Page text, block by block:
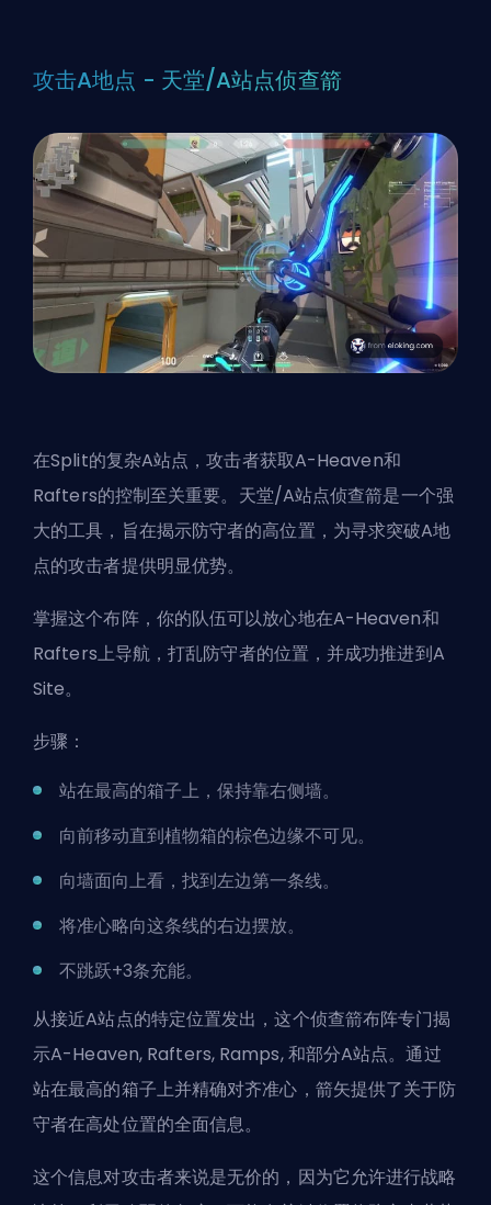
攻击A地点 - 天堂/A站点侦查箭
在Split的复杂A站点，攻击者获取A-Heaven和
Rafters的控制至关重要。天堂/A站点侦查箭是一个强
大的工具，旨在揭示防守者的高位置，为寻求突破A地
点的攻击者提供明显优势。
掌握这个布阵，你的队伍可以放心地在A-Heaven和
Rafters上导航，打乱防守者的位置，并成功推进到A
Site。
步骤：
站在最高的箱子上，保持靠右侧墙。
向前移动直到植物箱的棕色边缘不可见。
向墙面向上看，找到左边第一条线。
将准心略向这条线的右边摆放。
不跳跃+3条充能。
从接近A站点的特定位置发出，这个侦查箭布阵专门揭
示A-Heaven, Rafters, Ramps, 和部分A站点。通过
站在最高的箱子上并精确对齐准心，箭矢提供了关于防
守者在高处位置的全面信息。
这个信息对攻击者来说是无价的，因为它允许进行战略